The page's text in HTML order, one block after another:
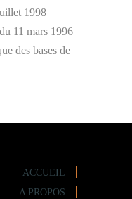
1998
11 mars 1996
des bases de
ACCUEIL
A PROPOS